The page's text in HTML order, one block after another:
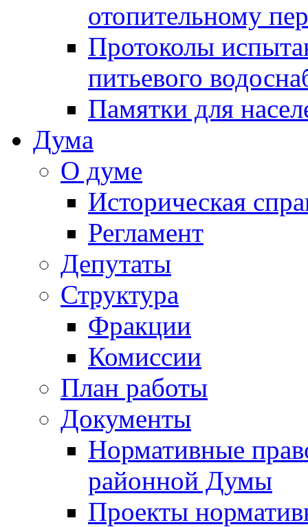
отопительному
Протоколы
питьевого
Памятки для
Дума
О думе
Историческая
Регламент
Депутаты
Структура
Фракции
Комиссии
План работы
Документы
Нормативные
районной Думы
Проекты